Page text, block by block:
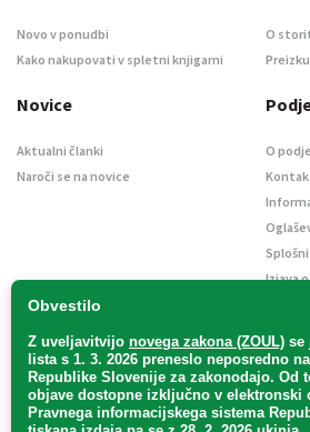
Obvestilo
Z uveljavitvijo novega zakona (ZOUL) se
lista s 1. 3. 2026 preneslo neposredno
Republike Slovenije za zakonodajo. Od
objave dostopne izključno v elektronski
Pravnega informacijskega sistema
Novo v ponudbi
Kako nakupovati v spletni knjigarni
O
Novice
Aktualni članki
Naroči se na novice
O
Izjava
Uradni list d. o. o. – v likvidaciji / Vse pravice